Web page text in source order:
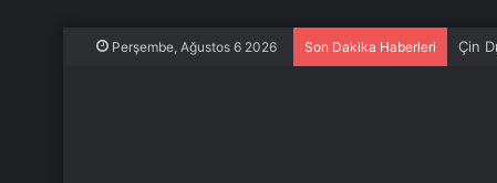
Perşembe, Ağustos 6 2026 Son Dakika Haberleri